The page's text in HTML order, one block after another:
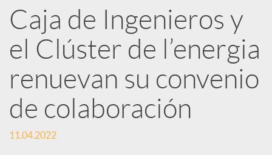
R
e
d
e
Caja de Ingenieros y
el Clúster de l’energia
renuevan su convenio
de colaboración
11.04.2022